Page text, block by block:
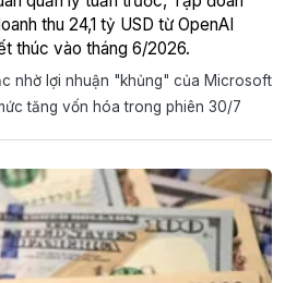
thu 24,1 tỷ USD từ OpenAI
thúc vào tháng 6/2026.
nhờ lợi nhuận "khủng" của Microsoft
tăng vốn hóa trong phiên 30/7